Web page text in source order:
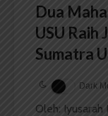
Dua
USU Raih
Sumatra
Dark
Oleh: Iyusarah